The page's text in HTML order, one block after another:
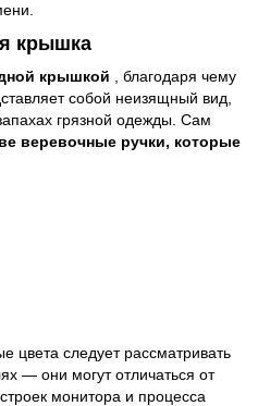
крышка
крышкой , благодаря чему
собой неизящный вид,
грязной одежды. Сам
веревочные ручки, которые
следует рассматривать
— они могут отличаться от
монитора и процесса